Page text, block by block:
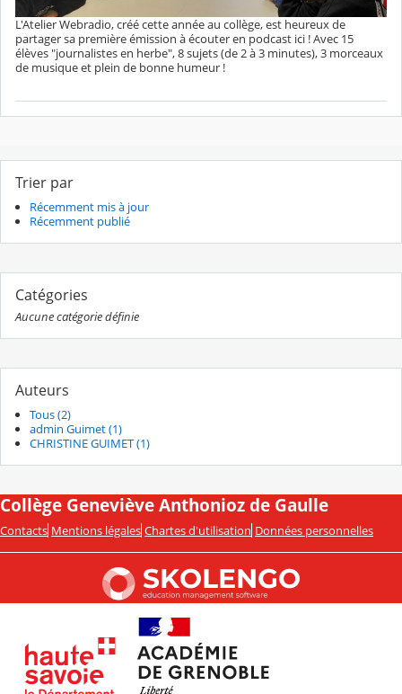
L'Atelier Webradio, créé cette année au collège, est heureux de
partager sa première émission à écouter en podcast ici ! Avec 15
élèves "journalistes en herbe", 8 sujets (de 2 à 3 minutes), 3 morceaux
de musique et plein de bonne humeur !
Trier par
Récemment mis à jour
Récemment publié
Catégories
Aucune catégorie définie
Auteurs
Tous (2)
admin Guimet (1)
CHRISTINE GUIMET (1)
Collège Geneviève Anthonioz de Gaulle
Contacts Mentions légales Chartes d'utilisation Données personnelles